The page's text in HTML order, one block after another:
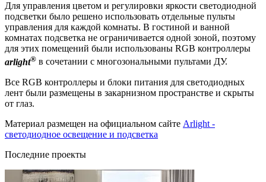
Для управления цветом и регулировки яркости светодиодной
подсветки было решено использовать отдельные пульты
управления для каждой комнаты. В гостиной и ванной
комнатах подсветка не ограничивается одной зоной, поэтому
для этих помещений были использованы RGB контроллеры
arlight® в сочетании с многозональными пультами ДУ.
Все RGB контроллеры и блоки питания для светодиодных
лент были размещены в закарнизном пространстве и скрыты
от глаз.
Материал размещен на официальном сайте Arlight -
светодиодное освещение и подсветка
Последние проекты